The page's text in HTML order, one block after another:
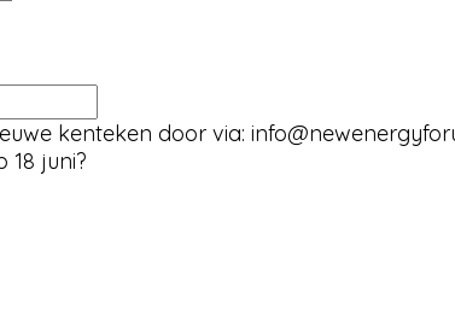
kenteken door via:
18 juni?